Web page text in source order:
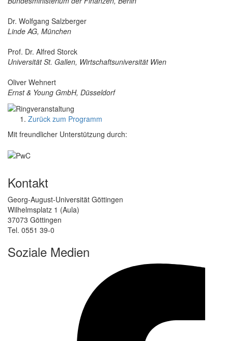
Dr. Wolfgang Salzberger
Linde AG, München
Prof. Dr. Alfred Storck
Universität St. Gallen, Wirtschaftsuniversität Wien
Oliver Wehnert
Ernst & Young GmbH, Düsseldorf
Zurück zum Programm
Mit freundlicher Unterstützung durch:
Kontakt
Georg-August-Universität Göttingen
Wilhelmsplatz 1 (Aula)
37073 Göttingen
Tel. 0551 39-0
Soziale Medien